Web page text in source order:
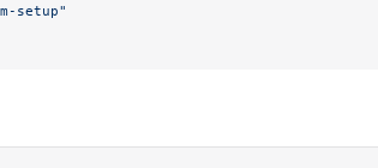
setup"